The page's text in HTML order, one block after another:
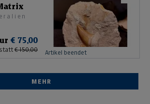
€ 75,00
statt € 150,00 Artikel beendet
MEHR